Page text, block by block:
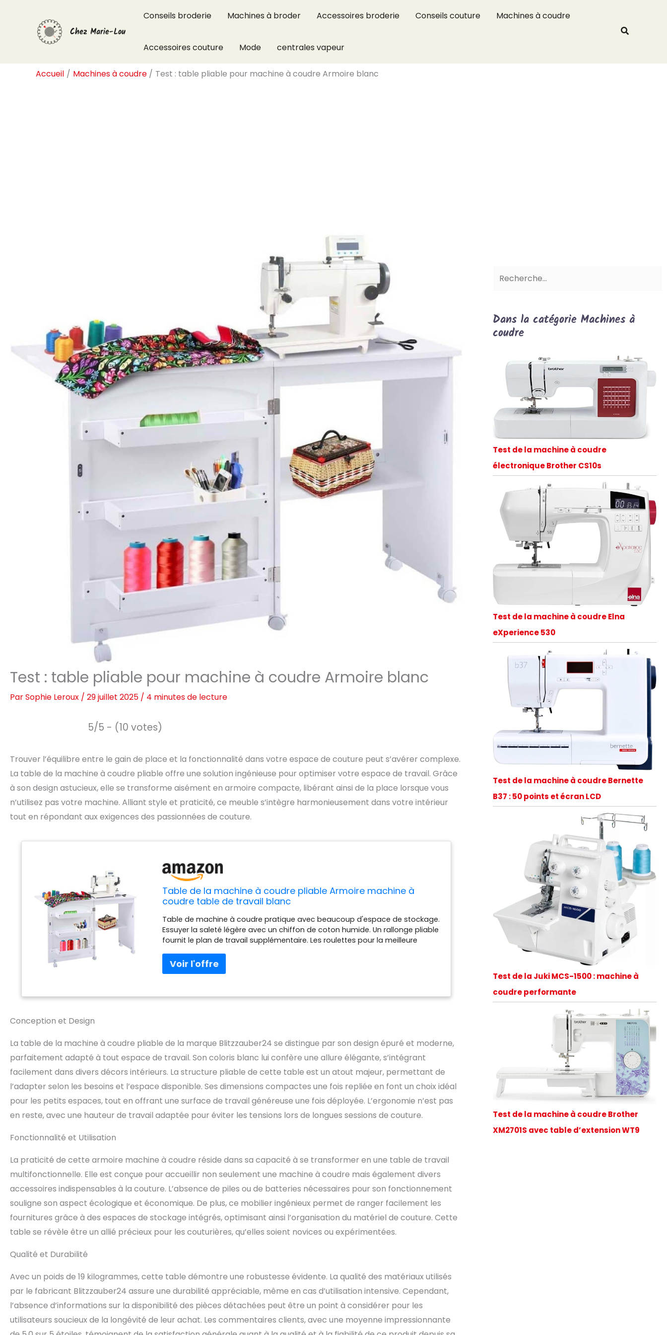
Chez Marie-Lou
Conseils broderie Machines à broder Accessoires broderie Conseils couture Machines à coudre
Accessoires couture Mode centrales vapeur
Accueil Machines à coudre Test : table pliable pour machine à coudre Armoire blanc
Test : table pliable pour machine à coudre Armoire blanc
ParSophie Leroux / 29 juillet 2025 / 4 minutes de lecture
5/5 - (10 votes)
Trouver l’équilibre entre le gain de place et la fonctionnalité dans votre espace de couture peut s’avérer complexe.
La table de la machine à coudre pliable offre une solution ingénieuse pour optimiser votre espace de travail. Grâce
à son design astucieux, elle se transforme aisément en armoire compacte, libérant ainsi de la place lorsque vous
n’utilisez pas votre machine. Alliant style et praticité, ce meuble s’intègre harmonieusement dans votre intérieur
tout en répondant aux exigences des passionnées de couture.
Table de la machine à coudre pliable Armoire machine à
coudre table de travail blanc
Table de machine à coudre pratique avec beaucoup d'espace de stockage.
Essuyer la saleté légère avec un chiffon de coton humide. Un rallonge pliable
fournit le plan de travail supplémentaire. Les roulettes pour la meilleure
lieu de travail pour toute votre couture
Conception et Design
La table de la machine à coudre pliable de la marque Blitzzauber24 se distingue par son design épuré et moderne,
parfaitement adapté à tout espace de travail. Son coloris blanc lui confère une allure élégante, s’intégrant
facilement dans divers décors intérieurs. La structure pliable de cette table est un atout majeur, permettant de
l’adapter selon les besoins et l’espace disponible. Ses dimensions compactes une fois repliée en font un choix idéal
pour les petits espaces, tout en offrant une surface de travail généreuse une fois déployée. L’ergonomie n’est pas
en reste, avec une hauteur de travail adaptée pour éviter les tensions lors de longues sessions de couture.
Fonctionnalité et Utilisation
La praticité de cette armoire machine à coudre réside dans sa capacité à se transformer en une table de travail
multifonctionnelle. Elle est conçue pour accueillir non seulement une machine à coudre mais également divers
accessoires indispensables à la couture. L’absence de piles ou de batteries nécessaires pour son fonctionnement
souligne son aspect écologique et économique. De plus, ce mobilier ingénieux permet de ranger facilement les
fournitures grâce à des espaces de stockage intégrés, optimisant ainsi l’organisation du matériel de couture. Cette
table se révèle être un allié précieux pour les couturières, qu’elles soient novices ou expérimentées.
Qualité et Durabilité
Avec un poids de 19 kilogrammes, cette table démontre une robustesse évidente. La qualité des matériaux utilisés
par le fabricant Blitzzauber24 assure une durabilité appréciable, même en cas d’utilisation intensive. Cependant,
l’absence d’informations sur la disponibilité des pièces détachées peut être un point à considérer pour les
utilisateurs soucieux de la longévité de leur achat. Les commentaires clients, avec une moyenne impressionnante
Dans la catégorie Machines à
coudre
Test de la machine à coudre
électronique Brother CS10s
Test de la machine à coudre Elna
eXperience 530
Test de la machine à coudre Bernette
B37 : 50 points et écran LCD
Test de la Juki MCS-1500 : machine à
coudre performante
Test de la machine à coudre Brother
XM2701S avec table d’extension WT9